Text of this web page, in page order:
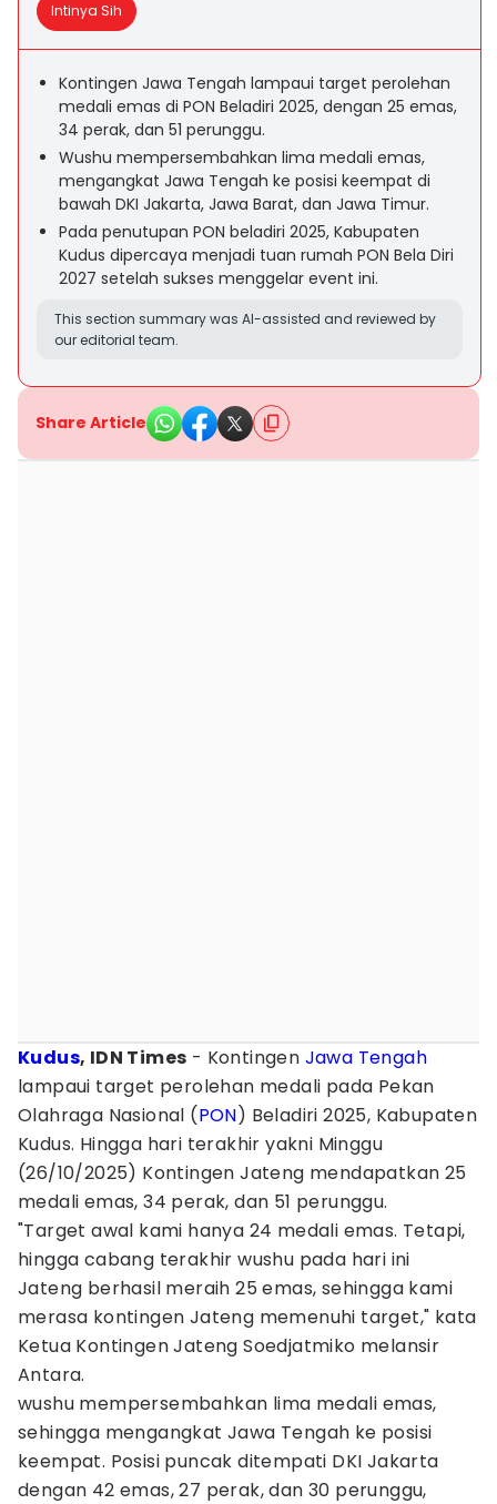
Intinya Sih
Kontingen Jawa Tengah lampaui target perolehan
medali emas di PON Beladiri 2025, dengan 25 emas,
34 perak, dan 51 perunggu.
Wushu mempersembahkan lima medali emas,
mengangkat Jawa Tengah ke posisi keempat di
bawah DKI Jakarta, Jawa Barat, dan Jawa Timur.
Pada penutupan PON beladiri 2025, Kabupaten
Kudus dipercaya menjadi tuan rumah PON Bela Diri
2027 setelah sukses menggelar event ini.
This section summary was AI-assisted and reviewed by
our editorial team.
Share Article
Kudus, IDN Times - Kontingen Jawa Tengah
lampaui target perolehan medali pada Pekan
Olahraga Nasional (PON) Beladiri 2025, Kabupaten
Kudus. Hingga hari terakhir yakni Minggu
(26/10/2025) Kontingen Jateng mendapatkan 25
medali emas, 34 perak, dan 51 perunggu.
"Target awal kami hanya 24 medali emas. Tetapi,
hingga cabang terakhir wushu pada hari ini
Jateng berhasil meraih 25 emas, sehingga kami
merasa kontingen Jateng memenuhi target," kata
Ketua Kontingen Jateng Soedjatmiko melansir
Antara.
wushu mempersembahkan lima medali emas,
sehingga mengangkat Jawa Tengah ke posisi
keempat. Posisi puncak ditempati DKI Jakarta
dengan 42 emas, 27 perak, dan 30 perunggu,